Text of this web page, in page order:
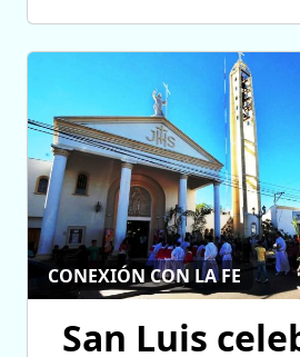
CONEXIÓN CON LA FE
San Luis